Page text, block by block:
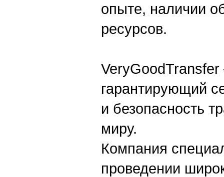
опыте, наличии
ресурсов.
VeryGoodTransfer
гарантирующий
и безопасность
миру.
Компания
проведении